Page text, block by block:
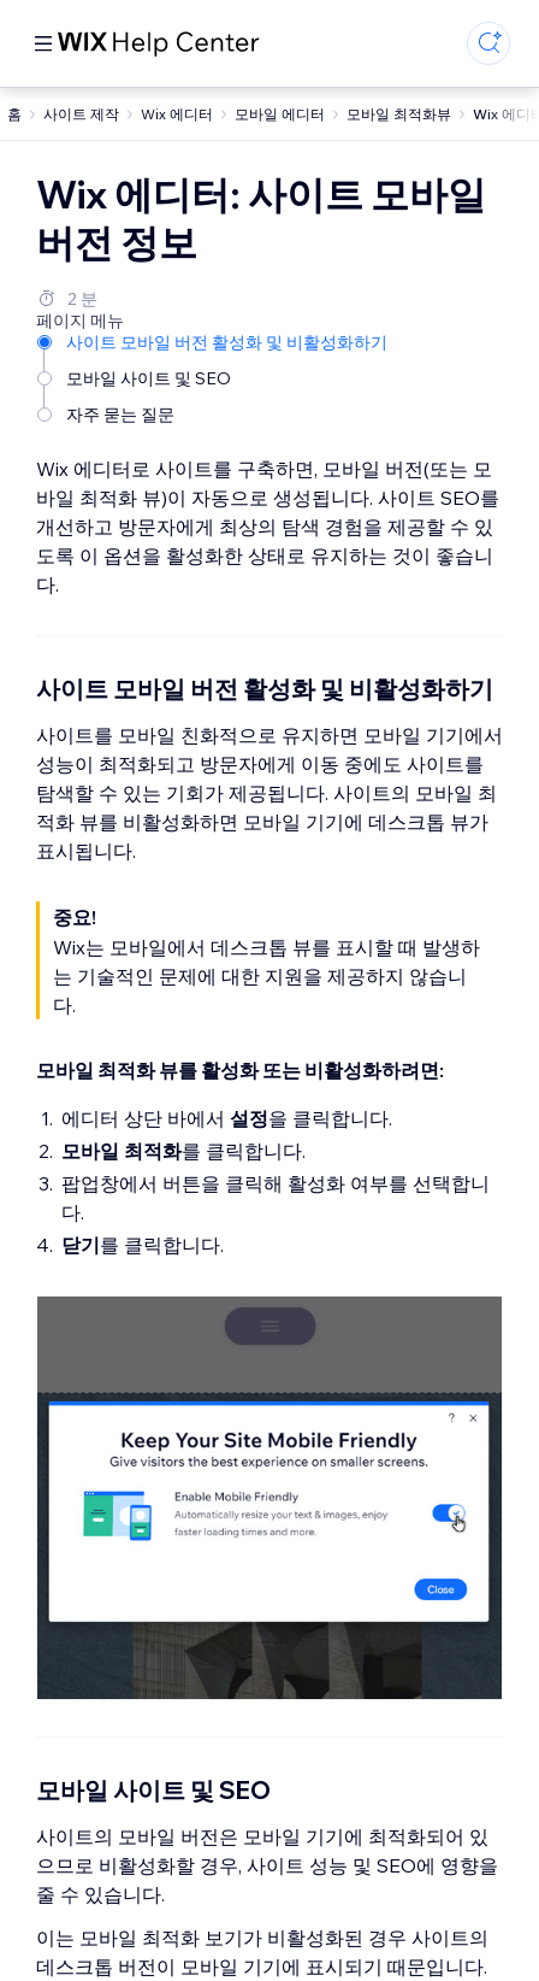
홈 사이트 제작 Wix 에디터 모바일 에디터 모바일 최적화뷰 Wix 에디
Wix 에디터: 사이트 모바일
버전 정보
2 분
페이지 메뉴
사이트 모바일 버전 활성화 및 비활성화하기
모바일 사이트 및 SEO
자주 묻는 질문
Wix 에디터로 사이트를 구축하면, 모바일 버전(또는 모
바일 최적화 뷰)이 자동으로 생성됩니다. 사이트 SEO를
개선하고 방문자에게 최상의 탐색 경험을 제공할 수 있
도록 이 옵션을 활성화한 상태로 유지하는 것이 좋습니
다.
사이트 모바일 버전 활성화 및 비활성화하기
사이트를 모바일 친화적으로 유지하면 모바일 기기에서
성능이 최적화되고 방문자에게 이동 중에도 사이트를
탐색할 수 있는 기회가 제공됩니다. 사이트의 모바일 최
적화 뷰를 비활성화하면 모바일 기기에 데스크톱 뷰가
표시됩니다.
중요!
Wix는 모바일에서 데스크톱 뷰를 표시할 때 발생하
는 기술적인 문제에 대한 지원을 제공하지 않습니
다.
모바일 최적화 뷰를 활성화 또는 비활성화하려면:
에디터 상단 바에서 설정을 클릭합니다.
모바일 최적화를 클릭합니다.
팝업창에서 버튼을 클릭해 활성화 여부를 선택합니
다.
닫기를 클릭합니다.
모바일 사이트 및 SEO
사이트의 모바일 버전은 모바일 기기에 최적화되어 있
으므로 비활성화할 경우, 사이트 성능 및 SEO에 영향을
줄 수 있습니다.
이는 모바일 최적화 보기가 비활성화된 경우 사이트의
데스크톱 버전이 모바일 기기에 표시되기 때문입니다.